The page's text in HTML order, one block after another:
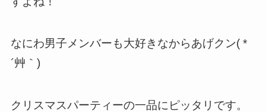
なにわ男子メンバーも大好きなからあげクン( *
´艸｀)
クリスマスパーティーの一品にピッタリです。